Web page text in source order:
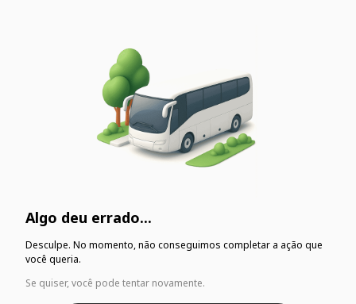
Algo deu errado...
Desculpe. No momento, não conseguimos completar a ação que
você queria.
Se quiser, você pode tentar novamente.